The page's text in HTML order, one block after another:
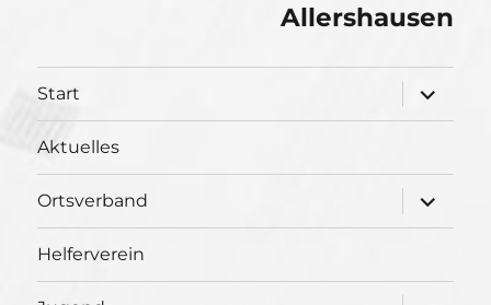
Allershausen
Start
öffnen
Aktuelles
Ortsverband
öffnen
Helferverein